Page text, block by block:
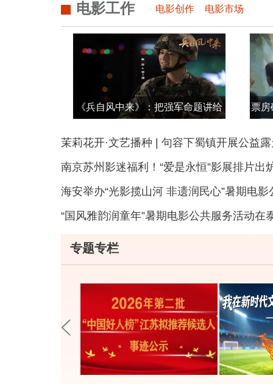
电影工作 电影创作 电影市场
《兵自风中来》：把强军命题讲给 票
茉莉花开·文艺播种 | 句容下蜀镇开展公益
南京苏州影迷福利！“爱是永恒”影展排片出
海安举办“光影揽山河 非遗润民心”暑期电
“国风雅韵润童年”暑期电影公共服务活动在
专题专栏